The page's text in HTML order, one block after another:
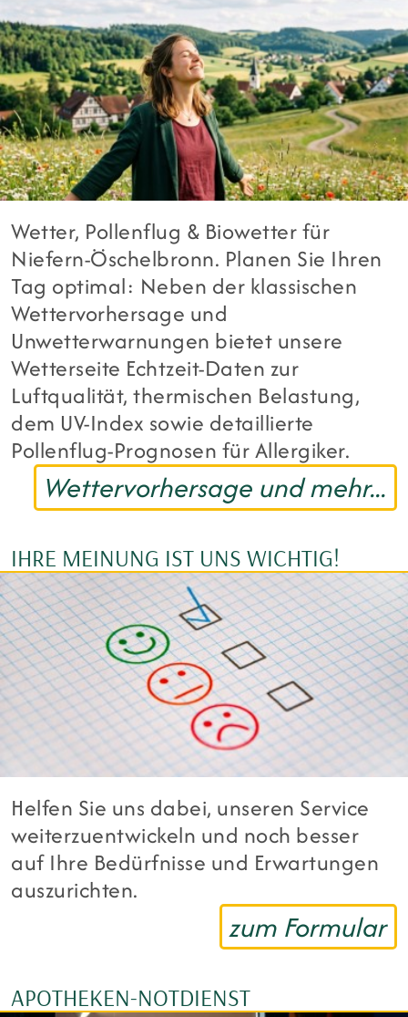
Wetter, Pollenflug & Biowetter für
Niefern-Öschelbronn. Planen Sie Ihren
Tag optimal: Neben der klassischen
Wettervorhersage und
Unwetterwarnungen bietet unsere
Wetterseite Echtzeit-Daten zur
Luftqualität, thermischen Belastung,
dem UV-Index sowie detaillierte
Pollenflug-Prognosen für Allergiker.
Wettervorhersage und mehr...
IHRE MEINUNG IST UNS WICHTIG!
Helfen Sie uns dabei, unseren Service
weiterzuentwickeln und noch besser
auf Ihre Bedürfnisse und Erwartungen
auszurichten.
zum Formular
APOTHEKEN-NOTDIENST